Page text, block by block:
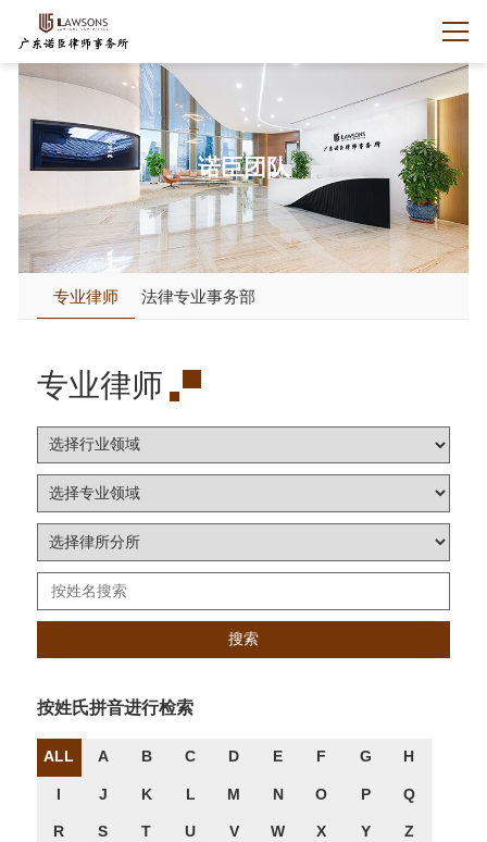
诺臣团队
专业律师 法律专业事务部
专业律师
搜索
按姓氏拼音进行检索
ALL A B C D E F G H
I J K L M N O P Q
R S T U V W X Y Z